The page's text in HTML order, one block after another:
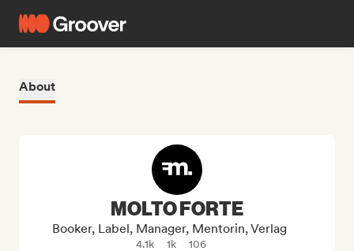
About
MOLTO FORTE
Booker, Label, Manager, Mentorin, Verlag
4.1k 1k
106